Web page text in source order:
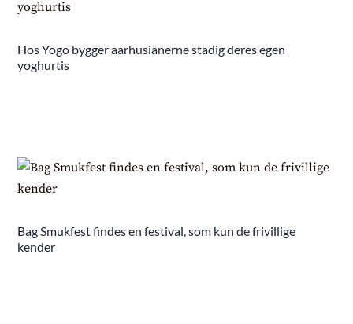
Hos Yogo bygger aarhusianerne stadig deres egen
yoghurtis
Bag Smukfest findes en festival, som kun de frivillige
kender